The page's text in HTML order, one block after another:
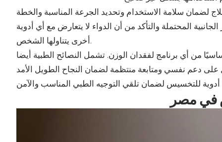
لضمان سلامة الاستخدام وتحديد الجرعة المناسبة والخطة
المحتملة والتأكد من أن الدواء لا يتعارض مع أي أدوية
أخرى يتناولها الشخص.
من أي برنامج لفقدان الوزن. تشمل النصائح الطبية أيضا
في مصر